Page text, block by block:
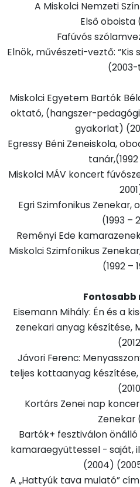
A Miskolci Nemzeti
Első oboista
Fafúvós
Elnök, művészeti-veztő:
Miskolci Egyetem Bartók
oktató, (hangszer-
gyakorlat)
Egressy Béni Zeneiskola,
Miskolci MÁV koncert
Egri Szimfonikus
(1993 –
Reményi Ede
Miskolci Szimfonikus
(1992 –
Fontosabb
Eisemann Mihály: Én és a
zenekari anyag készítése,
Jávori Ferenc:
teljes kottaanyag készítése,
Kortárs Zenei nap
Zenekar
Bartók+ fesztiválon önálló
kamaraegyüttessel - saját,
(2004)
A „Hattyúk tava mulató”